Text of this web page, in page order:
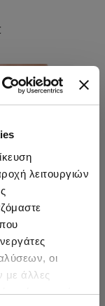
λειτουργιών
οι
με άλλες
ή τις οποίες
Rio Low
Panties 2
€ to 14,50 €